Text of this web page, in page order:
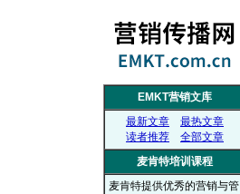
EMKT营销文库
最新文章
最热文章
读者推荐
全部文章
麦肯特培训课程
麦肯特提供优秀的营销与管